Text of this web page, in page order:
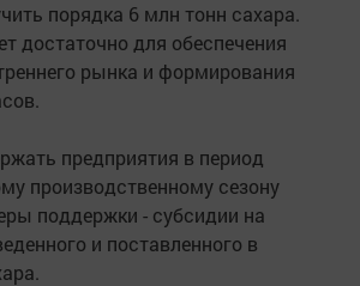
порядка 6 млн тонн сахара.
достаточно для обеспечения
рынка и формирования
предприятия в период
производственному сезону
поддержки - субсидии на
и поставленного в